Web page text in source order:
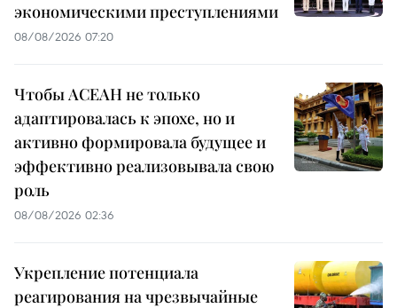
экономическими преступлениями
08/08/2026 07:20
Чтобы АСЕАН не только
адаптировалась к эпохе, но и
активно формировала будущее и
эффективно реализовывала свою
роль
08/08/2026 02:36
Укрепление потенциала
реагирования на чрезвычайные